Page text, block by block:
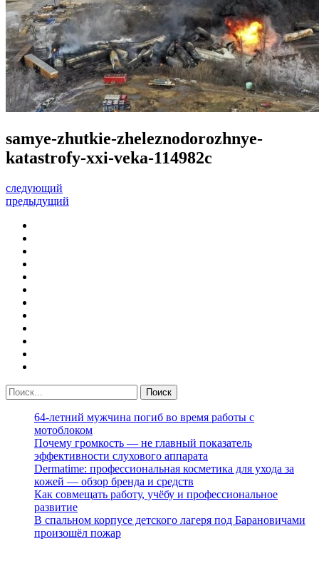
samye-zhutkie-zheleznodorozhnye-
katastrofy-xxi-veka-114982c
следующий
предыдущий
64-летний мужчина погиб во время работы с
мотоблоком
Почему громкость — не главный показатель
эффективности слухового аппарата
Dermatime: профессиональная косметика для ухода за
кожей — обзор бренда и средств
Как совмещать работу, учёбу и профессиональное
развитие
В спальном корпусе детского лагеря под Барановичами
произошёл пожар